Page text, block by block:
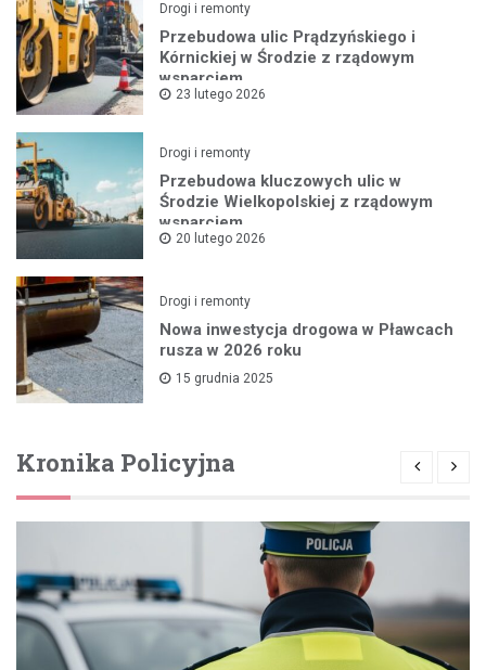
Drogi i remonty
Przebudowa ulic Prądzyńskiego i
Kórnickiej w Środzie z rządowym
wsparciem
23 lutego 2026
Drogi i remonty
Przebudowa kluczowych ulic w
Środzie Wielkopolskiej z rządowym
wsparciem
20 lutego 2026
Drogi i remonty
Nowa inwestycja drogowa w Pławcach
rusza w 2026 roku
15 grudnia 2025
Kronika Policyjna